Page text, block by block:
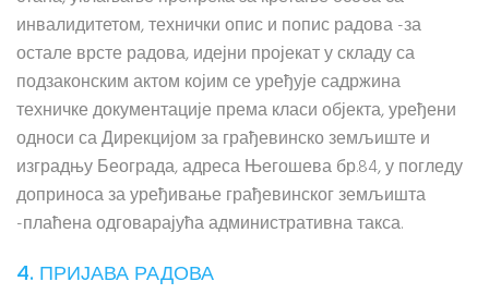
инвалидитетом, технички опис и попис радова -за
остале врсте радова, идејни пројекат у складу са
подзаконским актом којим се уређује садржина
техничке документације према класи објекта, уређени
односи са Дирекцијом за грађевинско земљиште и
изградњу Београда, адреса Његошева бр.84, у погледу
доприноса за уређивање грађевинског земљишта
-плаћена одговарајућа административна такса.
4. ПРИЈАВА РАДОВА